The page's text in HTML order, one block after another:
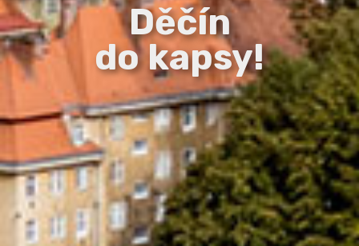
Děčín
do kapsy!